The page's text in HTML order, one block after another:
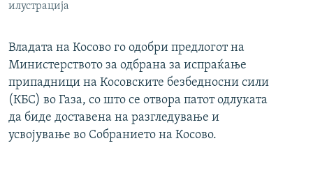
илустрација
Владата на Косово го одобри предлогот на
Министерството за одбрана за испраќање
припадници на Косовските безбедносни сили
(КБС) во Газа, со што се отвора патот одлуката
да биде доставена на разгледување и
усвојување во Собранието на Косово.